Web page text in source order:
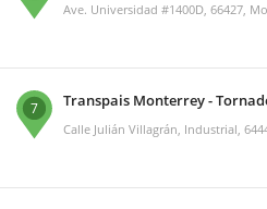
Ave. Universidad #1400D, 66427,
7 Transpais Monterrey -
Calle Julián Villagrán, Industrial,